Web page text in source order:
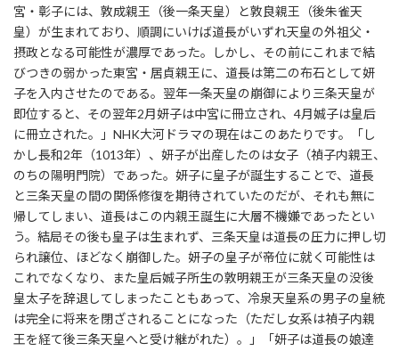
宮・彰子には、敦成親王（後一条天皇）と敦良親王（後朱雀天
皇）が生まれており、順調にいけば道長がいずれ天皇の外祖父・
摂政となる可能性が濃厚であった。しかし、その前にこれまで結
びつきの弱かった東宮・居貞親王に、道長は第二の布石として妍
子を入内させたのである。翌年一条天皇の崩御により三条天皇が
即位すると、その翌年2月妍子は中宮に冊立され、4月娍子は皇后
に冊立された。」NHK大河ドラマの現在はこのあたりです。「し
かし長和2年（1013年）、妍子が出産したのは女子（禎子内親王、
のちの陽明門院）であった。妍子に皇子が誕生することで、道長
と三条天皇の間の関係修復を期待されていたのだが、それも無に
帰してしまい、道長はこの内親王誕生に大層不機嫌であったとい
う。結局その後も皇子は生まれず、三条天皇は道長の圧力に押し切
られ譲位、ほどなく崩御した。妍子の皇子が帝位に就く可能性は
これでなくなり、また皇后娍子所生の敦明親王が三条天皇の没後
皇太子を辞退してしまったこともあって、冷泉天皇系の男子の皇統
は完全に将来を閉ざされることになった（ただし女系は禎子内親
王を経て後三条天皇へと受け継がれた）。」「妍子は道長の娘達